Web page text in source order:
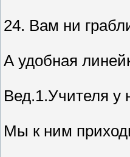
24. Вам ни
А удобная
Вед.1.Учителя у
Мы к ним